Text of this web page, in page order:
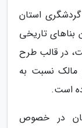
استان
بناهای تاریخی
در قالب طرح
مالک نسبت به
است.
در خصوص